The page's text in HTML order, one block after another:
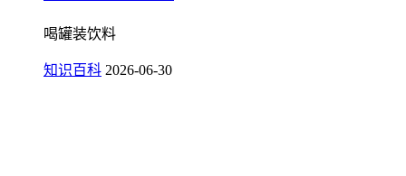
喝罐装饮料
知识百科 2026-06-30